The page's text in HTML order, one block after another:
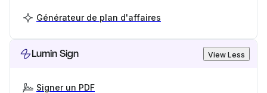
Générateur de plan d'affaires
Lumin Sign View Less
Signer un PDF